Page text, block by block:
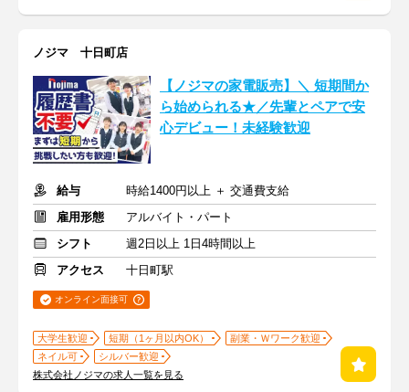
ノジマ 十日町店
【ノジマの家電販売】＼ 短期間か
ら始められる★／先輩とペアで安
心デビュー！未経験歓迎
給与
時給1400円以上 ＋ 交通費支給
雇用形態
アルバイト・パート
シフト
週2日以上 1日4時間以上
アクセス
十日町駅
オンライン面接可
大学生歓迎 短期（1ヶ月以内OK）
副業・Ｗワーク歓迎
ネイル可
シルバー歓迎
株式会社ノジマの求人一覧を見る